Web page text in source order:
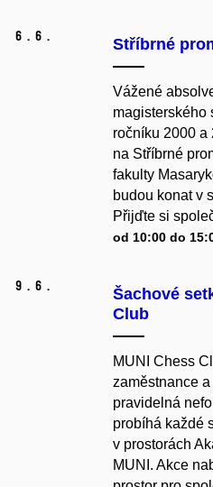
6. 6. Stříbrné
Vážené
magisterského
ročníku 2000 a
na Stříbrné
fakulty
budou konat v
Přijďte si
od 10:00 do
9. 6.
Šachové
Club
MUNI Chess
zaměstnance
pravidelná
probíhá každé
v prostorách
MUNI. Akce